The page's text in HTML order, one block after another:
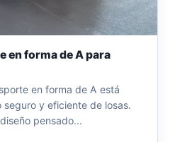
en forma de A para
en forma de A está
y eficiente de losas.
pensado...